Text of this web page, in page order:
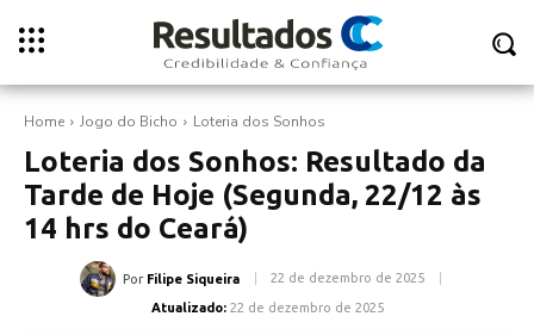
Home Jogo do Bicho Loteria dos Sonhos
Loteria dos Sonhos: Resultado da
Tarde de Hoje (Segunda, 22/12 às
14 hrs do Ceará)
Por Filipe Siqueira 22 de dezembro de 2025
Atualizado: 22 de dezembro de 2025